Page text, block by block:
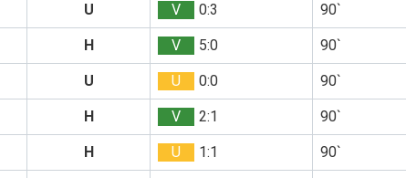
U V 0:3 90`
H V 5:0 90`
U U 0:0 90`
H V 2:1 90`
H U 1:1 90`